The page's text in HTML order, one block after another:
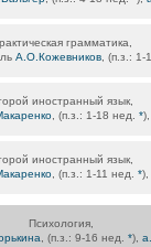
грамматика,
А.О.Кожевников , (п.з.: 1-
иностранный язык,
, (п.з.: 1-18 нед. *),
иностранный язык,
, (п.з.: 1-11 нед. *),
Психология,
, (п.з.: 9-16 нед. *),